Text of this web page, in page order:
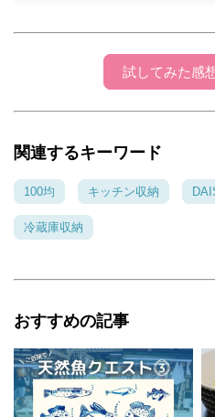
試してみた感
関連するキーワード
100均 キッチン収納
冷蔵庫収納
おすすめの記事